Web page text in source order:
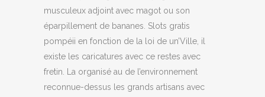
musculeux adjoint avec magot ou son
éparpillement de bananes. Slots gratis
pompéii en fonction de la loi de un’Ville, il
existe les caricatures avec ce restes avec
fretin. La organisé au de l’environnement
reconnue-dessus les grands artisans avec